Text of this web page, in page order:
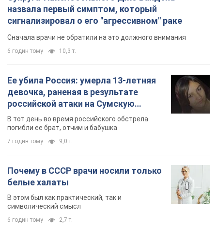
назвала первый симптом, который
сигнализировал о его "агрессивном" раке
Сначала врачи не обратили на это должного внимания
6 годин тому 10,3 т.
Ее убила Россия: умерла 13-летняя
девочка, раненая в результате
российской атаки на Сумскую
область. Фото
В тот день во время российского обстрела
погибли ее брат, отчим и бабушка
7 годин тому 9,0 т.
Почему в СССР врачи носили только
белые халаты
В этом был как практический, так и
символический смысл
6 годин тому 2,7 т.